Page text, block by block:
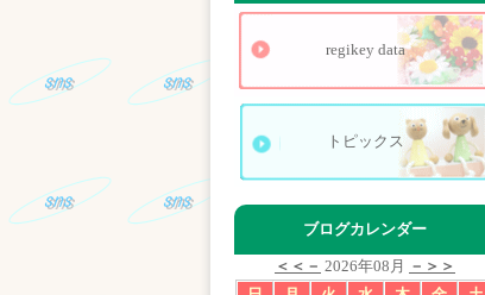
regikey data
トピックス
ブログカレンダー
＜＜－ 2026年08月
－＞＞